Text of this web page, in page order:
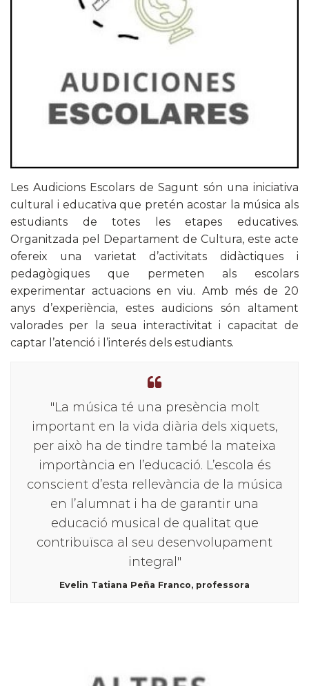
Les Audicions Escolars de Sagunt són una iniciativa
cultural i educativa que pretén acostar la música als
estudiants de totes les etapes educatives.
Organitzada pel Departament de Cultura, este acte
ofereix una varietat d’activitats didàctiques i
pedagògiques que permeten als escolars
experimentar actuacions en viu. Amb més de 20
anys d’experiència, estes audicions són altament
valorades per la seua interactivitat i capacitat de
captar l’atenció i l’interés dels estudiants.
"La música té una presència molt
important en la vida diària dels xiquets,
per això ha de tindre també la mateixa
importància en l’educació. L’escola és
conscient d’esta rellevància de la música
en l’alumnat i ha de garantir una
educació musical de qualitat que
contribuïsca al seu desenvolupament
integral"
Evelin Tatiana Peña Franco, professora